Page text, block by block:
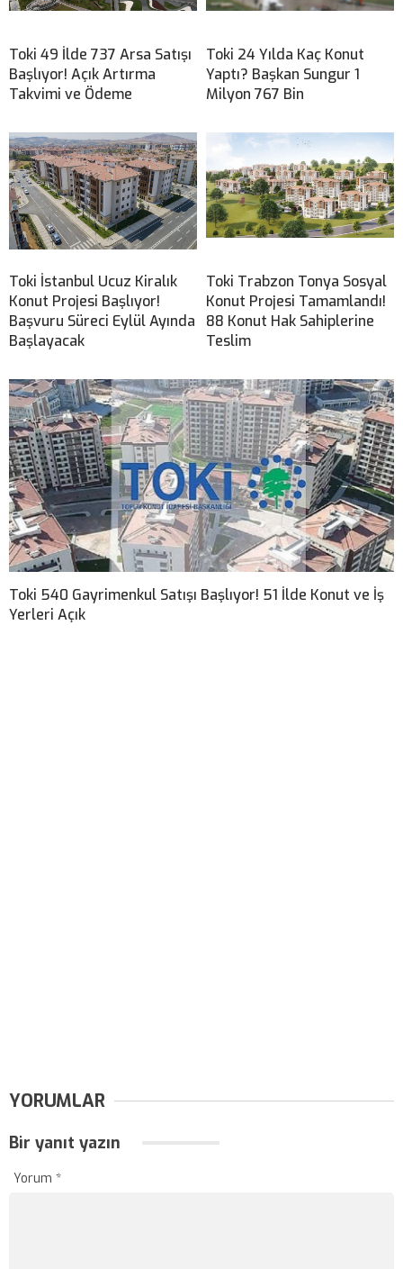
Toki 49 İlde 737 Arsa Satışı
Başlıyor! Açık Artırma
Takvimi ve Ödeme
Toki 24 Yılda Kaç Konut
Yaptı? Başkan Sungur 1
Milyon 767 Bin
Toki İstanbul Ucuz Kiralık
Konut Projesi Başlıyor!
Başvuru Süreci Eylül Ayında
Başlayacak
Toki Trabzon Tonya Sosyal
Konut Projesi Tamamlandı!
88 Konut Hak Sahiplerine
Teslim
Toki 540 Gayrimenkul Satışı Başlıyor! 51 İlde Konut ve İş
Yerleri Açık
YORUMLAR
Bir yanıt yazın
Yorum *